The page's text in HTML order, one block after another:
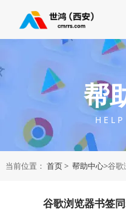
帮
H E L
当前位置： 首页> 帮助中心>谷歌
谷歌浏览器书签